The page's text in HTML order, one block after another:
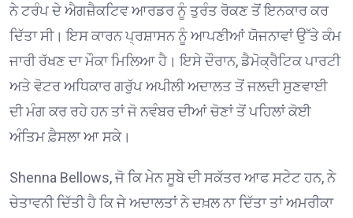
ਨੇ ਟਰੰਪ ਦੇ ਐਗਜ਼ੈਕਟਿਵ ਆਰਡਰ ਨੂੰ ਤੁਰੰਤ ਰੋਕਣ ਤੋਂ ਇਨਕਾਰ ਕਰ
ਦਿੱਤਾ ਸੀ। ਇਸ ਕਾਰਨ ਪ੍ਰਸ਼ਾਸਨ ਨੂੰ ਆਪਣੀਆਂ ਯੋਜਨਾਵਾਂ ਉੱਤੇ ਕੰਮ
ਜਾਰੀ ਰੱਖਣ ਦਾ ਮੌਕਾ ਮਿਲਿਆ ਹੈ। ਇਸੇ ਦੌਰਾਨ, ਡੈਮੋਕ੍ਰੈਟਿਕ ਪਾਰਟੀ
ਅਤੇ ਵੋਟਰ ਅਧਿਕਾਰ ਗਰੁੱਪ ਅਪੀਲੀ ਅਦਾਲਤ ਤੋਂ ਜਲਦੀ ਸੁਣਵਾਈ
ਦੀ ਮੰਗ ਕਰ ਰਹੇ ਹਨ ਤਾਂ ਜੋ ਨਵੰਬਰ ਦੀਆਂ ਚੋਣਾਂ ਤੋਂ ਪਹਿਲਾਂ ਕੋਈ
ਅੰਤਿਮ ਫ਼ੈਸਲਾ ਆ ਸਕੇ।
Shenna Bellows, ਜੋ ਕਿ ਮੇਨ ਸੂਬੇ ਦੀ ਸਕੱਤਰ ਆਫ ਸਟੇਟ ਹਨ, ਨੇ
ਚੇਤਾਵਨੀ ਦਿੱਤੀ ਹੈ ਕਿ ਜੇ ਅਦਾਲਤਾਂ ਨੇ ਦਖ਼ਲ ਨਾ ਦਿੱਤਾ ਤਾਂ ਅਮਰੀਕਾ